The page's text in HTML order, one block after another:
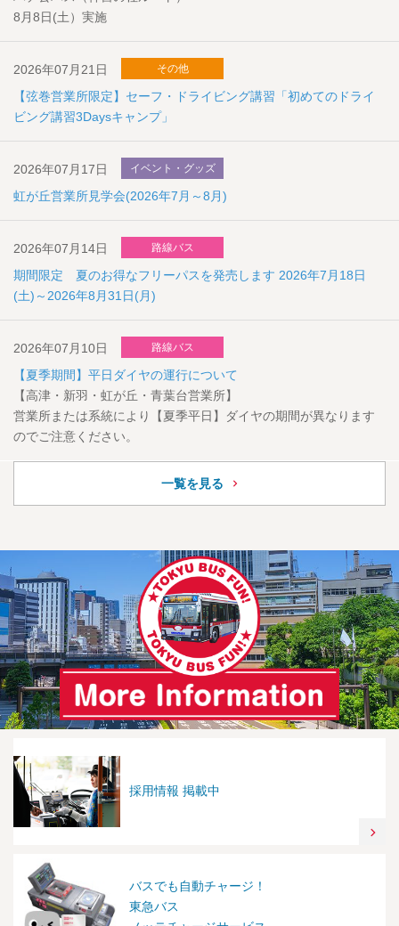
8月8日(土）実施
2026年07月21日 その他
【弦巻営業所限定】セーフ・ドライビング講習「初めてのドライ
ビング講習3Daysキャンプ」
2026年07月17日 イベント・グッズ
虹が丘営業所見学会(2026年7月～8月)
2026年07月14日 路線バス
期間限定 夏のお得なフリーパスを発売します 2026年7月18日
(土)～2026年8月31日(月)
2026年07月10日 路線バス
【夏季期間】平日ダイヤの運行について
【高津・新羽・虹が丘・青葉台営業所】
営業所または系統により【夏季平日】ダイヤの期間が異なります
のでご注意ください。
一覧を見る
採用情報 掲載中
バスでも自動チャージ！
東急バス